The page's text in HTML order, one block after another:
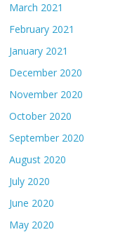
March 2021
February 2021
January 2021
December 2020
November 2020
October 2020
September 2020
August 2020
July 2020
June 2020
May 2020